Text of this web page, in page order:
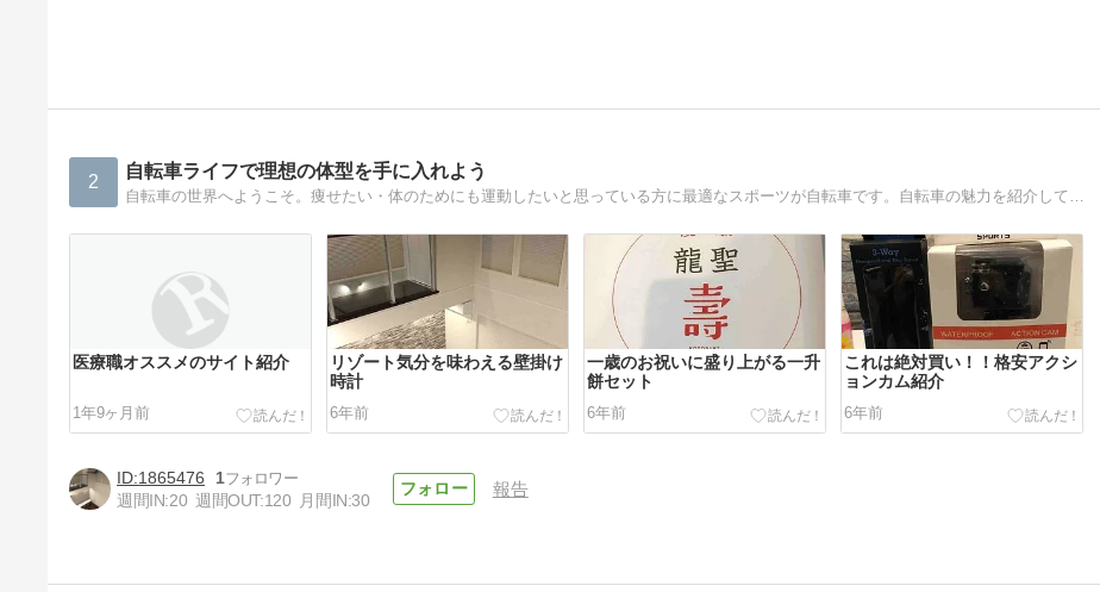
2 自転車ライフで理想の体型を手に入れよう
自転車の世界へようこそ。痩せたい・体のためにも運動したいと思っている方に最適なスポーツが自転車です。自転車の魅力を紹介していきます。
医療職オススメのサイト紹介
1年9ヶ月前
リゾート気分を味わえる壁掛け
時計
6年前
一歳のお祝いに盛り上がる一升
餅セット
6年前
これは絶対買い！！格安アクシ
ョンカム紹介
6年前
1865476
1
週間IN:20 週間OUT:120 月間IN:30
報告